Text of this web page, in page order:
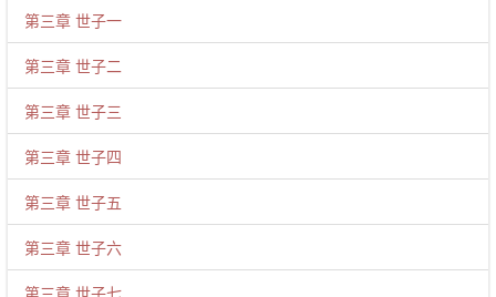
第三章 世子一
第三章 世子二
第三章 世子三
第三章 世子四
第三章 世子五
第三章 世子六
第三章 世子七